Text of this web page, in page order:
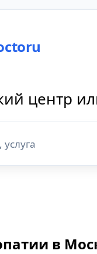
центр
в